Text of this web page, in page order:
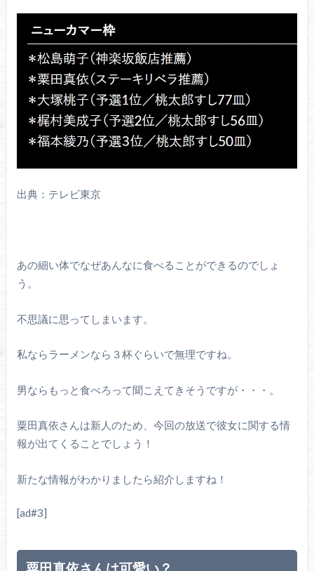
出典：テレビ東京
あの細い体でなぜあんなに食べることができるのでしょ
う。
不思議に思ってしまいます。
私ならラーメンなら３杯ぐらいで無理ですね。
男ならもっと食べろって聞こえてきそうですが・・・。
粟田真依さんは新人のため、今回の放送で彼女に関する情
報が出てくることでしょう！
新たな情報がわかりましたら紹介しますね！
[ad#3]